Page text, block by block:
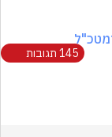
145 תגובות